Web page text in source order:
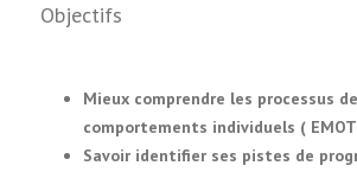
Objectifs
Mieux comprendre les processus de
comportements individuels (
Savoir identifier ses pistes de